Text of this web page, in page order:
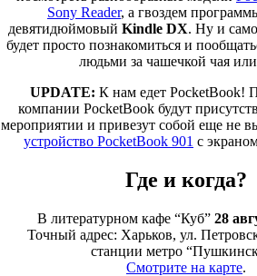
Sony Reader, а гвоздем
девятидюймовый Kindle DX. Ну и
будет просто познакомиться и
людьми за чашечкой чая
UPDATE: К нам едет PocketBook!
компании PocketBook будут
мероприятии и привезут собой еще не
устройство PocketBook 901 с
Где и когда?
В литературном кафе “Куб” 28
Точный адрес: Харьков, ул.
станции метро
Смотрите на карте.